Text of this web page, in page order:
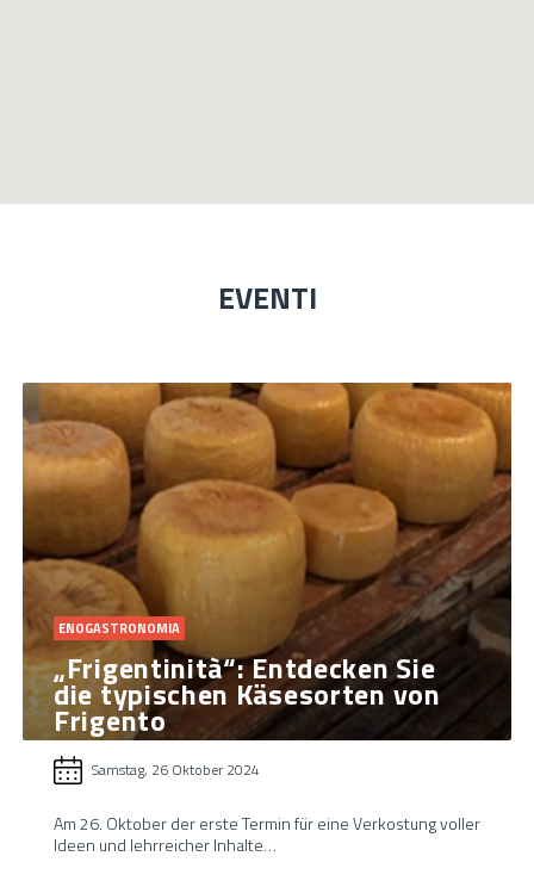
EVENTI
ENOGASTRONOMIA
„Frigentinità“: Entdecken Sie
die typischen Käsesorten von
Frigento
Samstag, 26 Oktober 2024
Am 26. Oktober der erste Termin für eine Verkostung voller
Ideen und lehrreicher Inhalte…